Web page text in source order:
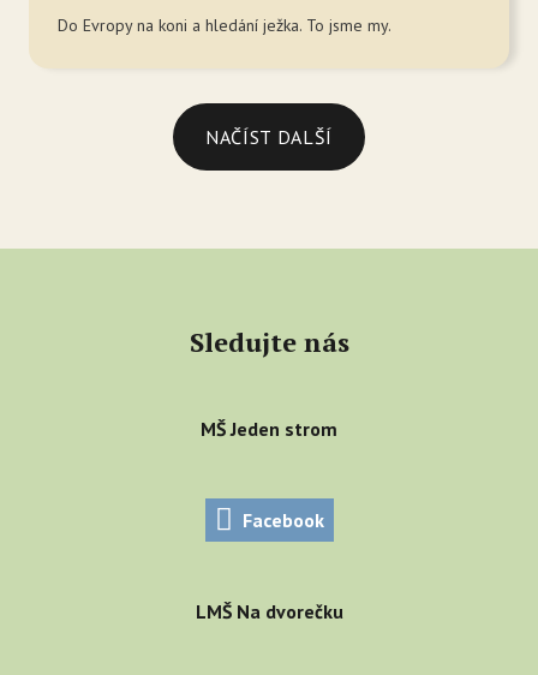
Do Evropy na koni a hledání ježka. To jsme my.
NAČÍST DALŠÍ
Sledujte nás
MŠ Jeden strom
Facebook
LMŠ Na dvorečku